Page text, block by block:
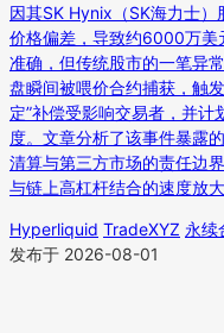
因其SK Hynix（SK海力士
价格偏差，导致约6000万美
准确，但传统股市的一笔异
盘瞬间被喂价合约捕获，触
定”补偿受影响交易者，并
度。文章分析了该事件暴露
清算与第三方市场的责任边
与链上高杠杆结合的速度放大
Hyperliquid TradeXYZ 永续
发布于 2026-08-01